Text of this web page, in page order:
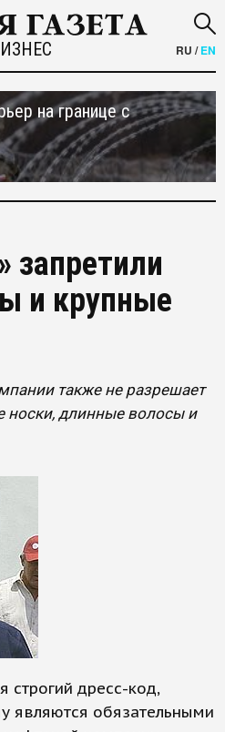
RU /EN
на границе с
запретили
и крупные
также не разрешает
носки, длинные волосы и
строгий дресс-код,
являются обязательными